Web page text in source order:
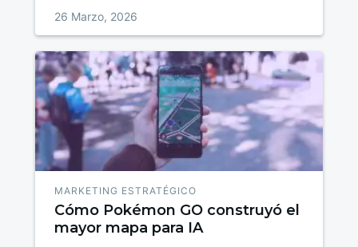
26 Marzo, 2026
MARKETING ESTRATÉGICO
Cómo Pokémon GO construyó el
mayor mapa para IA